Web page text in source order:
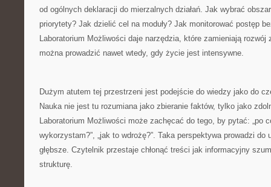
od ogólnych deklaracji do mierzalnych działań. Jak wybrać
priorytety? Jak dzielić cel na moduły? Jak monitorować postęp
Laboratorium Możliwości daje narzędzia, które zamieniają
można prowadzić nawet wtedy, gdy życie jest intensywne.
Dużym atutem tej przestrzeni jest podejście do wiedzy jako do
Nauka nie jest tu rozumiana jako zbieranie faktów, tylko jako
Laboratorium Możliwości może zachęcać do tego, by pytać: „po
wykorzystam?”, „jak to wdrożę?”. Taka perspektywa prowadzi
głębsze. Czytelnik przestaje chłonąć treści jak informacyjny
strukturę.